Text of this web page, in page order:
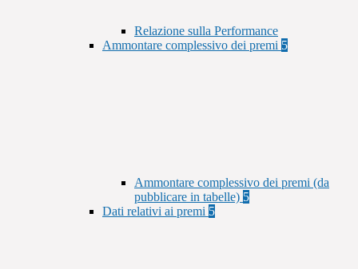
Relazione sulla Performance
Ammontare complessivo dei premi 5
Ammontare complessivo dei premi (da
pubblicare in tabelle) 5
Dati relativi ai premi 5